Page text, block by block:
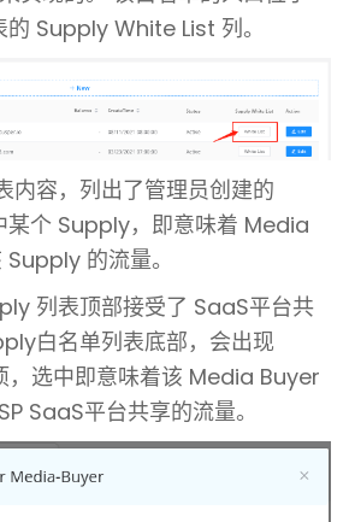
Supply White List 列。
内容，列出了管理员创建的
某个 Supply，即意味着 Media
的流量。
列表顶部接受了 SaaS平台共
白名单列表底部，会出现
选中即意味着该 Media Buyer
SaaS平台共享的流量。